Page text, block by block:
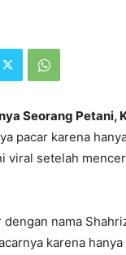
Seorang
pacar karena
viral setelah
nama
karena